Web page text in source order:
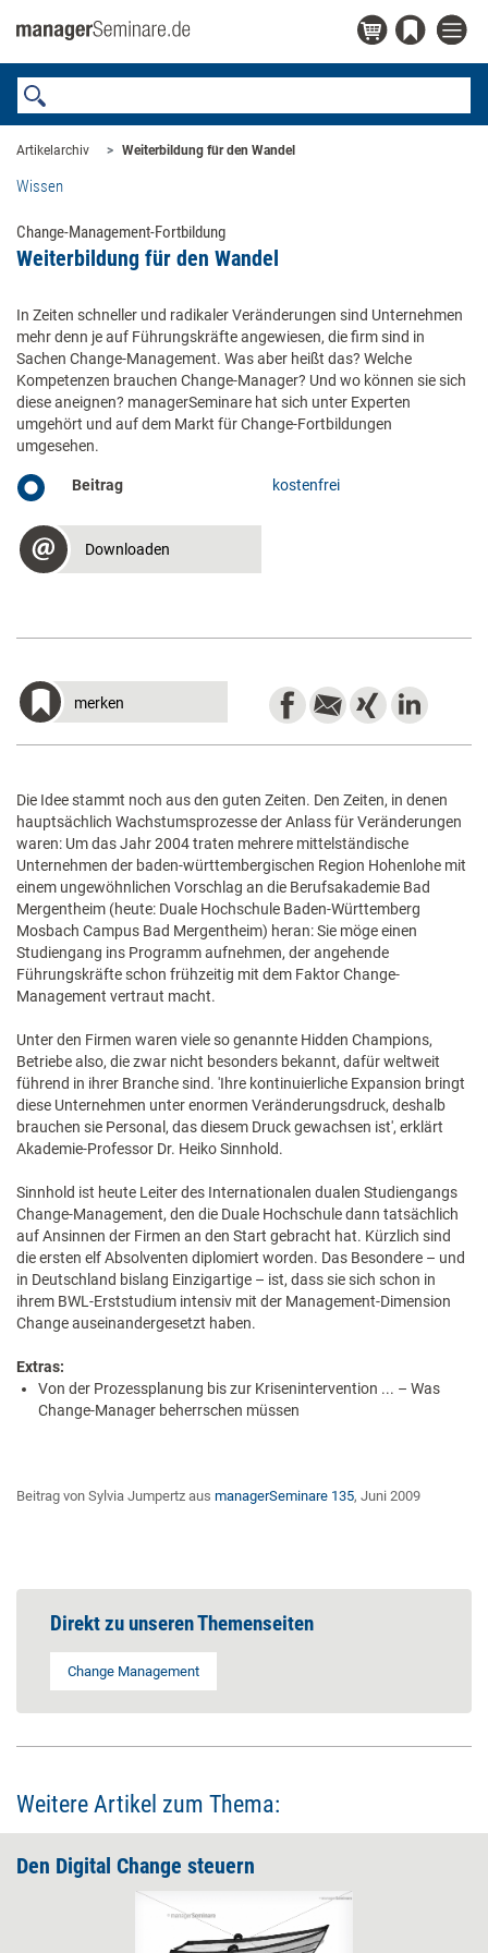
Artikelarchiv Weiterbildung für den Wandel
Wissen
Change-Management-Fortbildung
Weiterbildung für den Wandel
In Zeiten schneller und radikaler Veränderungen sind Unternehmen
mehr denn je auf Führungskräfte angewiesen, die firm sind in
Sachen Change-Management. Was aber heißt das? Welche
Kompetenzen brauchen Change-Manager? Und wo können sie sich
diese aneignen? managerSeminare hat sich unter Experten
umgehört und auf dem Markt für Change-Fortbildungen
umgesehen.
Beitrag kostenfrei
Downloaden
merken
Die Idee stammt noch aus den guten Zeiten. Den Zeiten, in denen
hauptsächlich Wachstumsprozesse der Anlass für Veränderungen
waren: Um das Jahr 2004 traten mehrere mittelständische
Unternehmen der baden-württembergischen Region Hohenlohe mit
einem ungewöhnlichen Vorschlag an die Berufsakademie Bad
Mergentheim (heute: Duale Hochschule Baden-Württemberg
Mosbach Campus Bad Mergentheim) heran: Sie möge einen
Studiengang ins Programm aufnehmen, der angehende
Führungskräfte schon frühzeitig mit dem Faktor Change-
Management vertraut macht.
Unter den Firmen waren viele so genannte Hidden Champions,
Betriebe also, die zwar nicht besonders bekannt, dafür weltweit
führend in ihrer Branche sind. 'Ihre kontinuierliche Expansion bringt
diese Unternehmen unter enormen Veränderungsdruck, deshalb
brauchen sie Personal, das diesem Druck gewachsen ist', erklärt
Akademie-Professor Dr. Heiko Sinnhold.
Sinnhold ist heute Leiter des Internationalen dualen Studiengangs
Change-Management, den die Duale Hochschule dann tatsächlich
auf Ansinnen der Firmen an den Start gebracht hat. Kürzlich sind
die ersten elf Absolventen diplomiert worden. Das Besondere – und
in Deutschland bislang Einzigartige – ist, dass sie sich schon in
ihrem BWL-Erststudium intensiv mit der Management-Dimension
Change auseinandergesetzt haben.
Extras:
Von der Prozessplanung bis zur Krisenintervention ... – Was
Change-Manager beherrschen müssen
Beitrag von Sylvia Jumpertz aus managerSeminare 135, Juni 2009
Direkt zu unseren Themenseiten
Change Management
Weitere Artikel zum Thema:
Den Digital Change steuern